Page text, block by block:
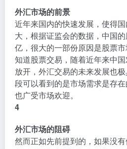
外汇市场的前景
近年来国内的快速发展，使得
大，根据证监会的数据，中国
亿，很大的一部份原因是股票
知道股票交易，随着近年来中
放开，外汇交易的未来发展也
段可以看到的是市场需求是存
也广受市场欢迎。
4
外汇市场的阻碍
然而正如先前提到的，如果没